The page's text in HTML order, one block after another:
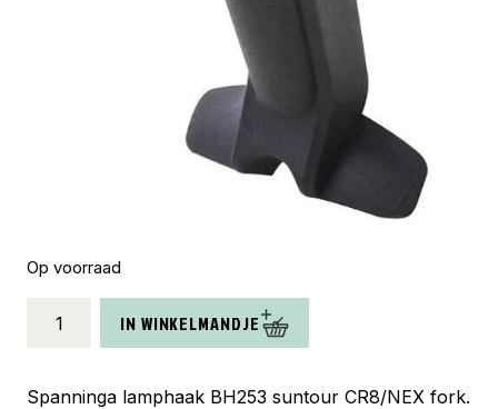
Op voorraad
lamphaak
aantal
IN WINKELMANDJE
Spanninga lamphaak BH253 suntour CR8/NEX fork.